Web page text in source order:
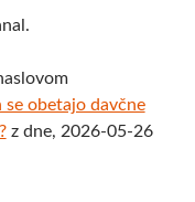
obetajo davčne
z dne, 2026-05-26